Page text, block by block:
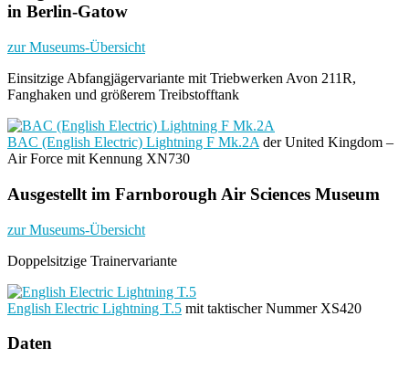
in Berlin-Gatow
zur Museums-Übersicht
Einsitzige Abfangjägervariante mit Triebwerken Avon 211R,
Fanghaken und größerem Treibstofftank
BAC (English Electric) Lightning F Mk.2A der United Kingdom –
Air Force mit Kennung XN730
Ausgestellt im Farnborough Air Sciences Museum
zur Museums-Übersicht
Doppelsitzige Trainervariante
English Electric Lightning T.5 mit taktischer Nummer XS420
Daten